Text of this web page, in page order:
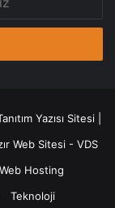
Yazısı Sitesi |
Web Sitesi - VDS
Web Hosting
Teknoloji